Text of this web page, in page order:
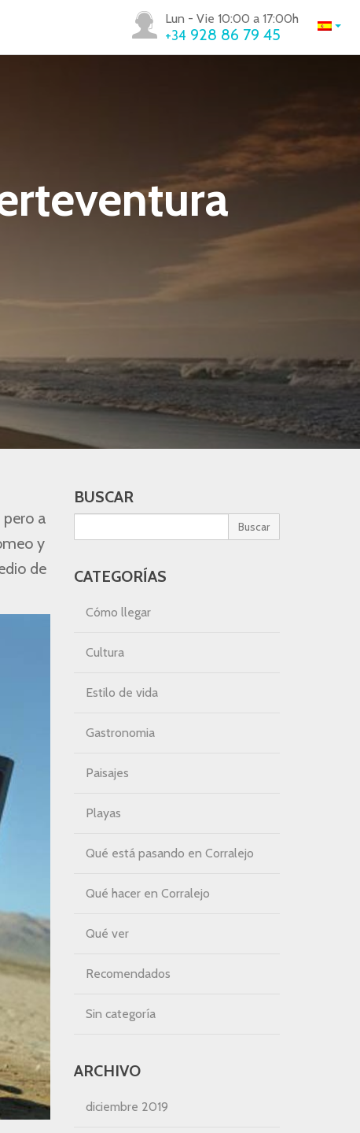
Lun - Vie 10:00 a 17:00h
+34 928 86 79 45
a
y
de
BUSCAR
Buscar
CATEGORÍAS
Cómo llegar
Cultura
Estilo de vida
Gastronomia
Paisajes
Playas
Qué está pasando en Corralejo
Qué hacer en Corralejo
Qué ver
Recomendados
Sin categoría
ARCHIVO
diciembre 2019